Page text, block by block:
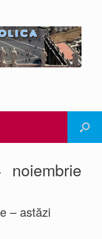
noiembrie
– astăzi